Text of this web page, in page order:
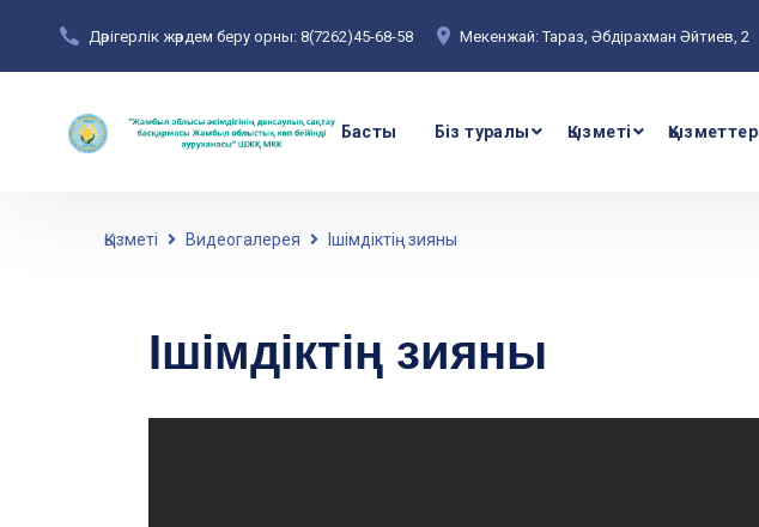
Дәрігерлік жәрдем беру орны: 8(7262)45-68-58 Мекенжай: Тараз, Әбдірахман Әйтиев, 2
Басты Біз туралы Қызметі Қызметтер
Қызметі Видеогалерея Ішімдіктің зияны
Ішімдіктің зияны